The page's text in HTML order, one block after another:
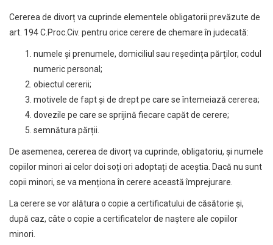
Cererea de divorț va cuprinde elementele obligatorii prevăzute de
art. 194 C.Proc.Civ. pentru orice cerere de chemare în judecată:
numele și prenumele, domiciliul sau reședința părților, codul
numeric personal;
obiectul cererii;
motivele de fapt și de drept pe care se întemeiază cererea;
dovezile pe care se sprijină fiecare capăt de cerere;
semnătura părții.
De asemenea, cererea de divorț va cuprinde, obligatoriu, și numele
copiilor minori ai celor doi soți ori adoptați de aceștia. Dacă nu sunt
copii minori, se va menționa în cerere această împrejurare.
La cerere se vor alătura o copie a certificatului de căsătorie și,
după caz, câte o copie a certificatelor de naștere ale copiilor
minori.